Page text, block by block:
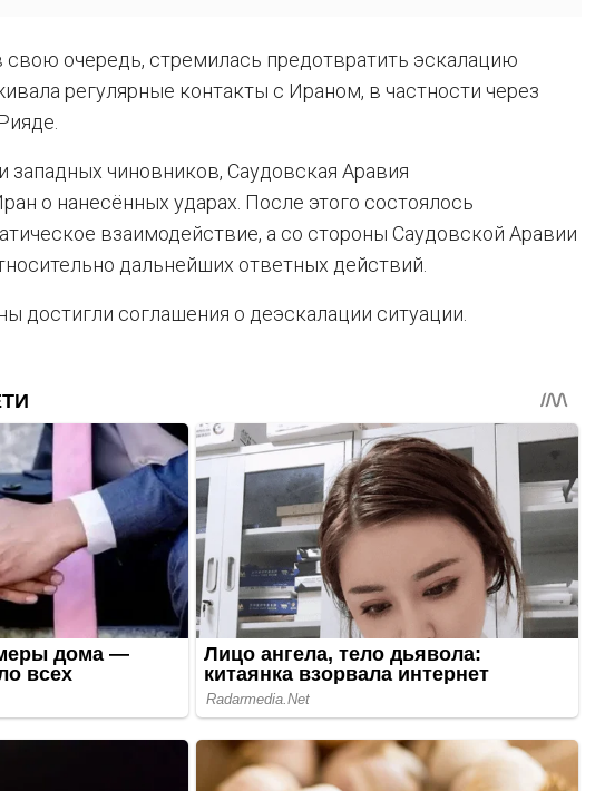
свою очередь, стремилась предотвратить эскалацию
регулярные контакты с Ираном, в частности через
западных чиновников, Саудовская Аравия
о нанесённых ударах. После этого состоялось
взаимодействие, а со стороны Саудовской Аравии
дальнейших ответных действий.
достигли соглашения о деэскалации ситуации.